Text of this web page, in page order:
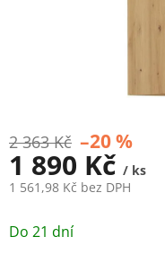
2 363 Kč –20 %
1 890 Kč / ks
1 561,98 Kč bez DPH
cena:
Do 21 dní